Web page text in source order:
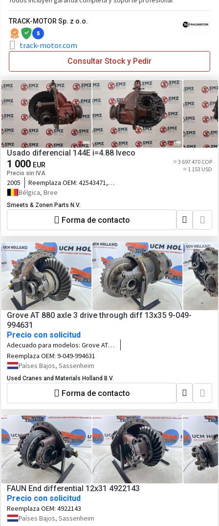
TRACK-MOTOR Sp. z o.o.
5
track-motor.com
Consultar Stock y Pedir
Usado diferencial 144E i=4.88 Iveco
1 000 EUR
Precio sin IVA
≈ 3 697 470 COP
≈ 1 153 USD
2005 Reemplaza OEM: 42543471,
A93200A8269488, A93200
Bélgica, Bree
Smeets & Zonen Parts N.V.
Forma de contacto
Grove AT 880 axle 3 drive through diff 13x35 9-049-
994631
Precio con solicitud
Adecuado para modelos: Grove AT
880
Reemplaza OEM: 9-049-994631
Países Bajos, Sassenheim
Used Cranes and Materials Holland B.V.
Forma de contacto
FAUN End differential 12x31 4922143
Precio con solicitud
Reemplaza OEM: 4922143
Países Bajos, Sassenheim